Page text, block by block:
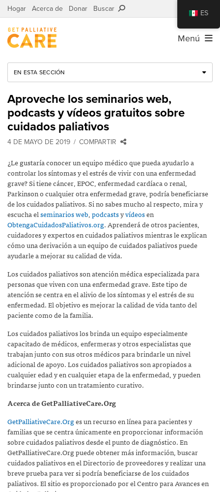
Hogar Acerca de Donar Buscar
Menú
EN ESTA SECCIÓN
Aproveche los seminarios web,
podcasts y vídeos gratuitos sobre
cuidados paliativos
4 DE MAYO DE 2019 COMPARTIR
¿Le gustaría conocer un equipo médico que pueda ayudarlo a
controlar los síntomas y el estrés de vivir con una enfermedad
grave? Si tiene cáncer, EPOC, enfermedad cardíaca o renal,
Parkinson o cualquier otra enfermedad grave, podría beneficiarse
de los cuidados paliativos. Si no sabes mucho al respecto, mira y
escucha elseminarios web,podcastsyvídeosen
ObtengaCuidadosPaliativos.org. Aprenderá de otros pacientes,
cuidadores y expertos en cuidados paliativos mientras le explican
cómo una derivación a un equipo de cuidados paliativos puede
ayudarle a mejorar su calidad de vida.
Los cuidados paliativos son atención médica especializada para
personas que viven con una enfermedad grave. Este tipo de
atención se centra en el alivio de los síntomas y el estrés de su
enfermedad. El objetivo es mejorar la calidad de vida tanto del
paciente como de la familia.
Los cuidados paliativos los brinda un equipo especialmente
capacitado de médicos, enfermeras y otros especialistas que
trabajan junto con sus otros médicos para brindarle un nivel
adicional de apoyo. Los cuidados paliativos son apropiados a
cualquier edad y en cualquier etapa de la enfermedad, y pueden
brindarse junto con un tratamiento curativo.
Acerca de GetPalliativeCare.Org
GetPalliativeCare.Orges un recurso en línea para pacientes y
familias que se centra únicamente en proporcionar información
sobre cuidados paliativos desde el punto de diagnóstico. En
GetPalliativeCare.Org puede obtener más información, buscar
cuidados paliativos en el Directorio de proveedores y realizar una
breve prueba para ver si podría beneficiarse de los cuidados
paliativos. El sitio es proporcionado por el Centro para Avances en
ES